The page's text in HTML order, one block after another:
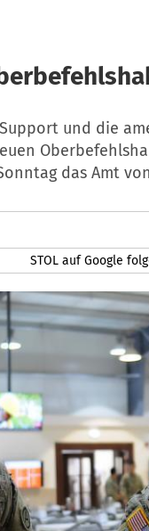
Support und die
das Amt
STOL auf Google